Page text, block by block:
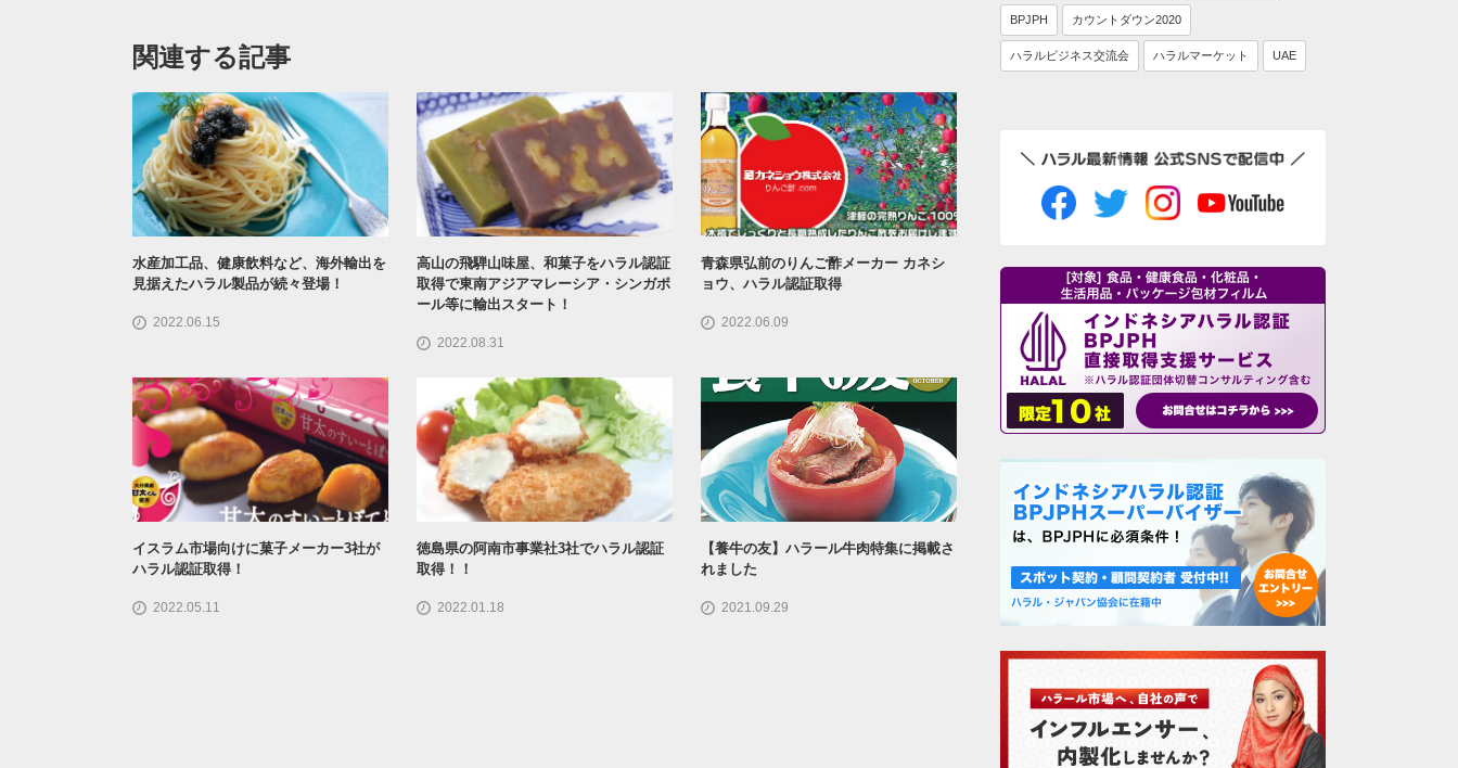
関連する記事
水産加工品、健康飲料など、海外輸出を
見据えたハラル製品が続々登場！
2022.06.15
高山の飛騨山味屋、和菓子をハラル認証
取得で東南アジアマレーシア・シンガポ
ール等に輸出スタート！
2022.08.31
青森県弘前のりんご酢メーカー カネシ
ョウ、ハラル認証取得
2022.06.09
イスラム市場向けに菓子メーカー3社が
ハラル認証取得！
2022.05.11
徳島県の阿南市事業社3社でハラル認証
取得！！
2022.01.18
【養牛の友】ハラール牛肉特集に掲載さ
れました
2021.09.29
BPJPH カウントダウン2020
ハラルビジネス交流会 ハラルマーケット UAE